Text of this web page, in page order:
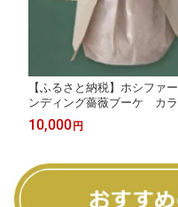
【ふるさと納税】ホシフ
ンディング薔薇ブーケ カラ
道・沖縄県】【1465217】
10,000 円